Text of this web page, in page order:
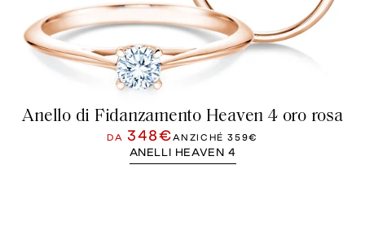
Anello di Fidanzamento Heaven 4 oro rosa
DA 348€ANZICHÉ359€
ANELLI HEAVEN 4